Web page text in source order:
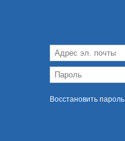
Восстановить пароль